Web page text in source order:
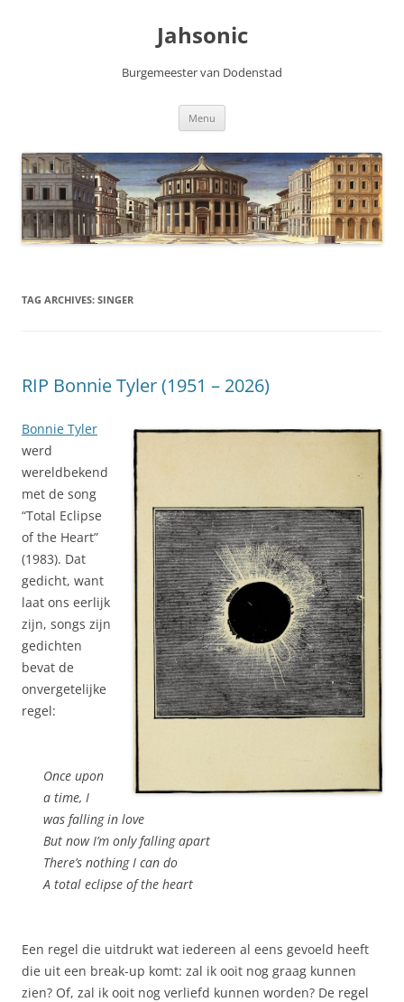
Jahsonic
Burgemeester van Dodenstad
Menu
TAG ARCHIVES: SINGER
RIP Bonnie Tyler (1951 – 2026)
Bonnie Tyler
werd
wereldbekend
met de song
“Total Eclipse
of the Heart”
(1983). Dat
gedicht, want
laat ons eerlijk
zijn, songs zijn
gedichten
bevat de
onvergetelijke
regel:
Once upon
a time, I
was falling in love
But now I’m only falling apart
There’s nothing I can do
A total eclipse of the heart
Een regel die uitdrukt wat iedereen al eens gevoeld heeft
die uit een break-up komt: zal ik ooit nog graag kunnen
zien? Of, zal ik ooit nog verliefd kunnen worden? De regel